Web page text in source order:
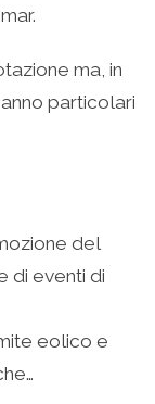
ma, in
particolari
del
di eventi di
eolico e